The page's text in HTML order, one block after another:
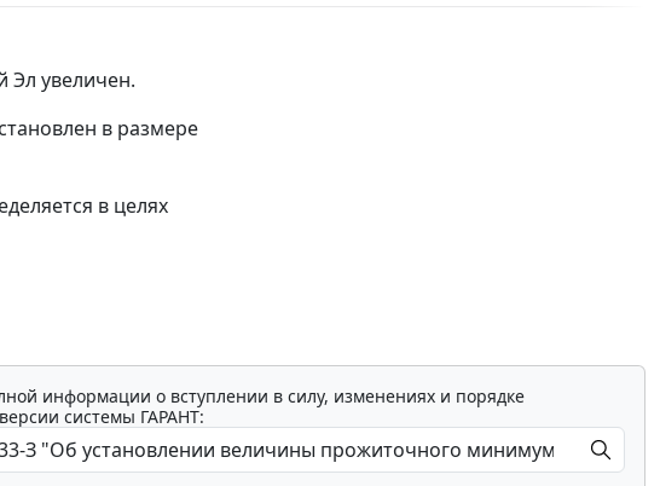
увеличен.
в размере
в целях
информации о вступлении в силу, изменениях и порядке
системы ГАРАНТ: